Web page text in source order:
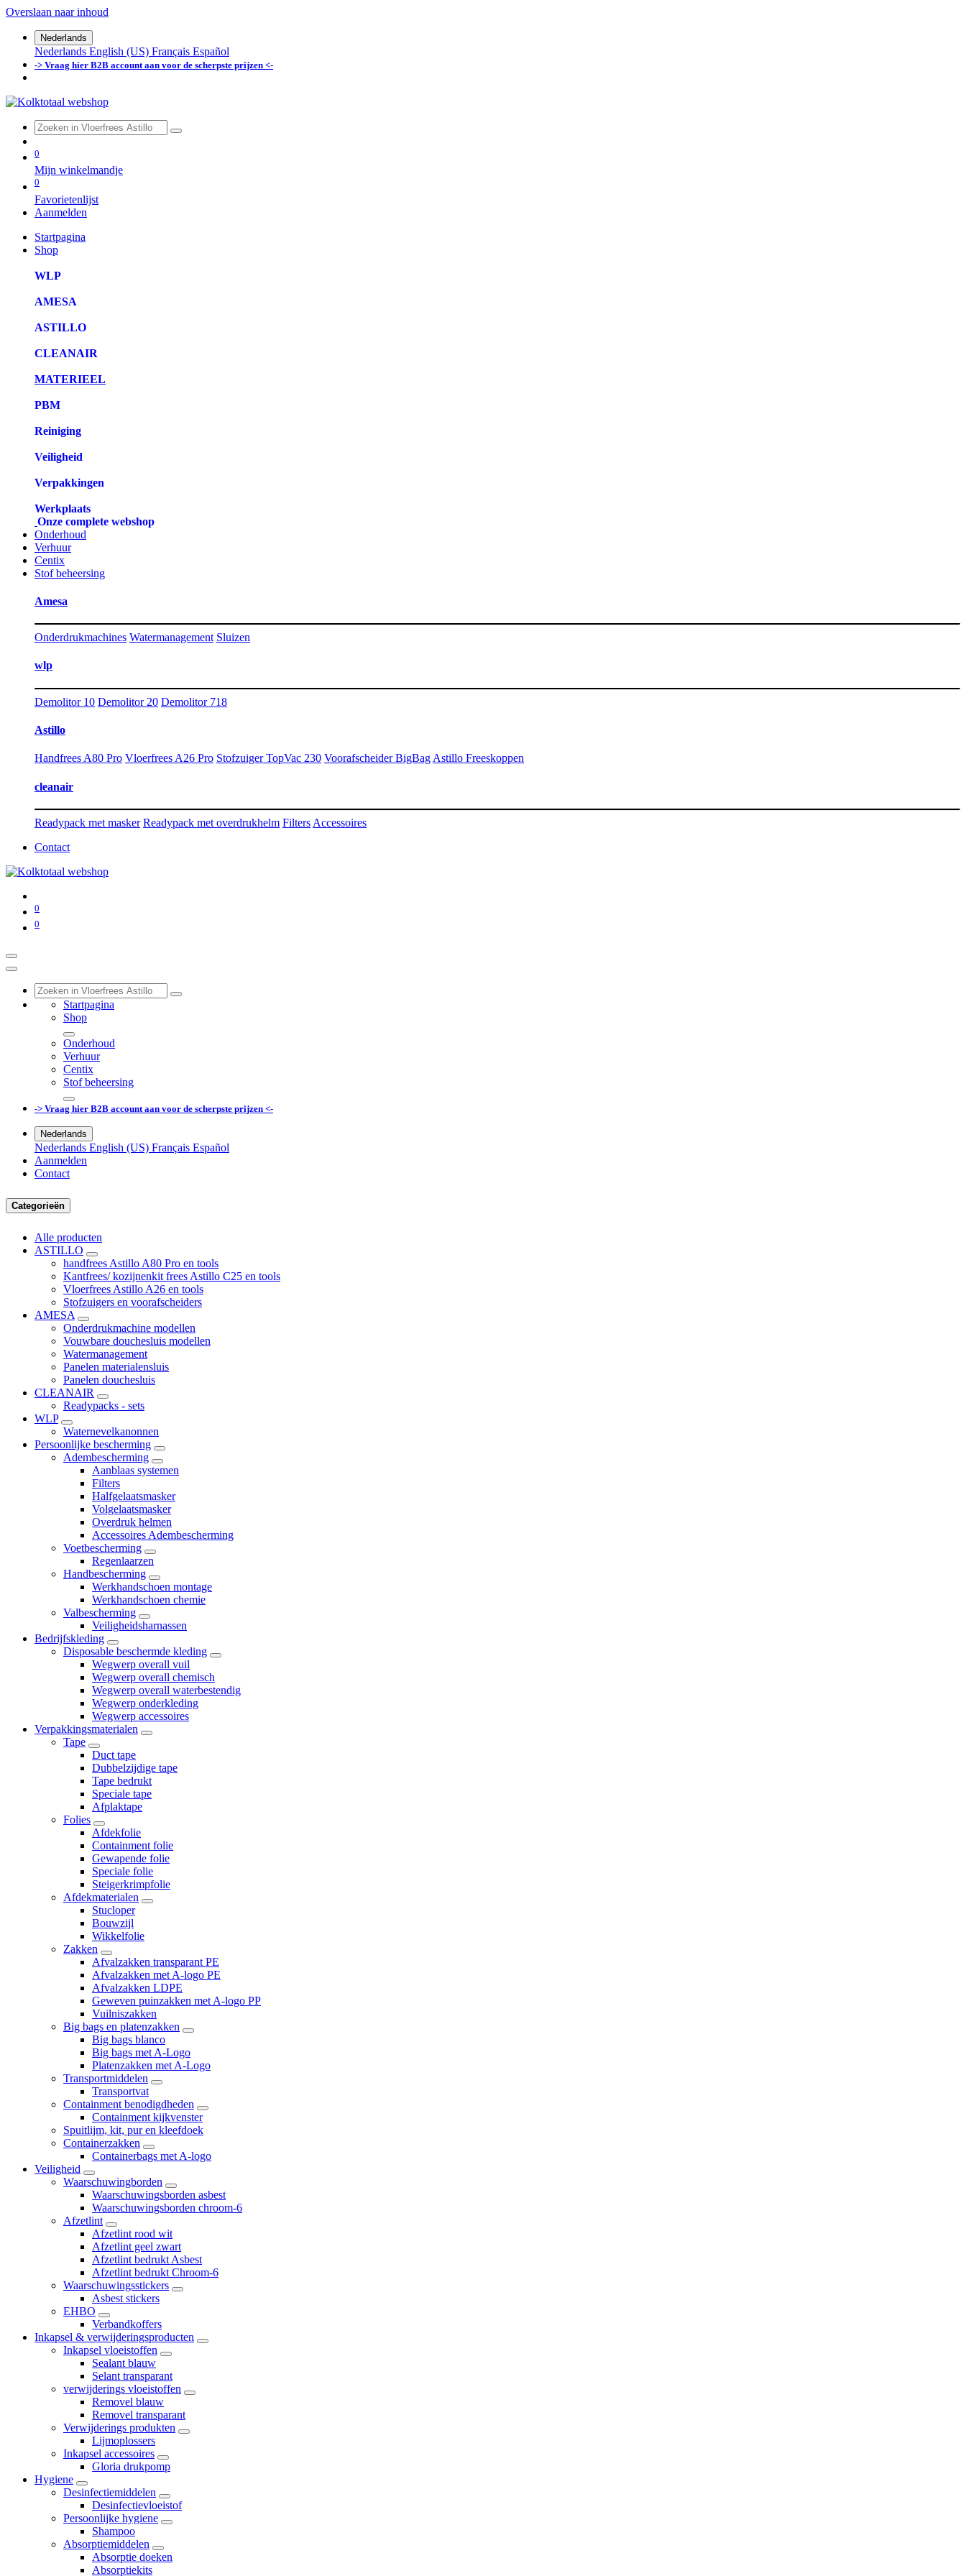
Overslaan naar inhoud
Nederlands
Nederlands English (US) Français Español
-> Vraag hier B2B account aan voor de scherpste prijzen <-
0
Mijn winkelmandje
0
Favorietenlijst
Aanmelden
Startpagina
Shop
WLP
AMESA
ASTILLO
CLEANAIR
MATERIEEL
PBM
Reiniging
Veiligheid
Verpakkingen
Werkplaats
Onze complete webshop
Onderhoud
Verhuur
Centix
Stof beheersing
Amesa
Onderdrukmachines Watermanagement Sluizen
wlp
Demolitor 10 Demolitor 20 Demolitor 718
Astillo
Handfrees A80 Pro Vloerfrees A26 Pro Stofzuiger TopVac 230 Voorafscheider BigBag Astillo Freeskoppen
cleanair
Readypack met masker Readypack met overdrukhelm Filters Accessoires
Contact
0
0
Startpagina
Shop
Onderhoud
Verhuur
Centix
Stof beheersing
-> Vraag hier B2B account aan voor de scherpste prijzen <-
Nederlands
Nederlands English (US) Français Español
Aanmelden
Contact
Categorieën
Alle producten
ASTILLO
handfrees Astillo A80 Pro en tools
Kantfrees/ kozijnenkit frees Astillo C25 en tools
Vloerfrees Astillo A26 en tools
Stofzuigers en voorafscheiders
AMESA
Onderdrukmachine modellen
Vouwbare douchesluis modellen
Watermanagement
Panelen materialensluis
Panelen douchesluis
CLEANAIR
Readypacks - sets
WLP
Waternevelkanonnen
Persoonlijke bescherming
Adembescherming
Aanblaas systemen
Filters
Halfgelaatsmasker
Volgelaatsmasker
Overdruk helmen
Accessoires Adembescherming
Voetbescherming
Regenlaarzen
Handbescherming
Werkhandschoen montage
Werkhandschoen chemie
Valbescherming
Veiligheidsharnassen
Bedrijfskleding
Disposable beschermde kleding
Wegwerp overall vuil
Wegwerp overall chemisch
Wegwerp overall waterbestendig
Wegwerp onderkleding
Wegwerp accessoires
Verpakkingsmaterialen
Tape
Duct tape
Dubbelzijdige tape
Tape bedrukt
Speciale tape
Afplaktape
Folies
Afdekfolie
Containment folie
Gewapende folie
Speciale folie
Steigerkrimpfolie
Afdekmaterialen
Stucloper
Bouwzijl
Wikkelfolie
Zakken
Afvalzakken transparant PE
Afvalzakken met A-logo PE
Afvalzakken LDPE
Geweven puinzakken met A-logo PP
Vuilniszakken
Big bags en platenzakken
Big bags blanco
Big bags met A-Logo
Platenzakken met A-Logo
Transportmiddelen
Transportvat
Containment benodigdheden
Containment kijkvenster
Spuitlijm, kit, pur en kleefdoek
Containerzakken
Containerbags met A-logo
Veiligheid
Waarschuwingborden
Waarschuwingsborden asbest
Waarschuwingsborden chroom-6
Afzetlint
Afzetlint rood wit
Afzetlint geel zwart
Afzetlint bedrukt Asbest
Afzetlint bedrukt Chroom-6
Waarschuwingsstickers
Asbest stickers
EHBO
Verbandkoffers
Inkapsel & verwijderingsproducten
Inkapsel vloeistoffen
Sealant blauw
Selant transparant
verwijderings vloeistoffen
Removel blauw
Removel transparant
Verwijderings produkten
Lijmoplossers
Inkapsel accessoires
Gloria drukpomp
Hygiene
Desinfectiemiddelen
Desinfectievloeistof
Persoonlijke hygiene
Shampoo
Absorptiemiddelen
Absorptie doeken
Absorptiekits